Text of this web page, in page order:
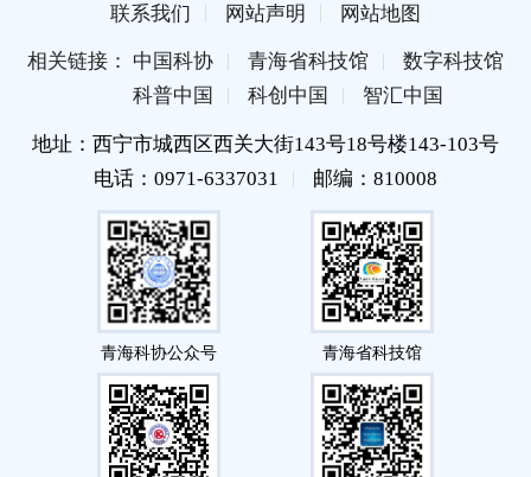
联系我们 网站声明 网站地图
相关链接： 中国科协 青海省科技馆
数字科技馆
科普中国
科创中国 智汇中国
地址：西宁市城西区西关大街143号18号楼143-103号
电话：0971-6337031
邮编：810008
青海科协公众号 青海省科技馆